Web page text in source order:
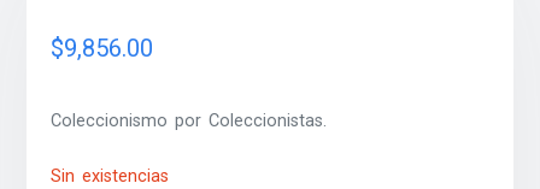
$9,856.00
Coleccionismo por Coleccionistas.
Sin existencias